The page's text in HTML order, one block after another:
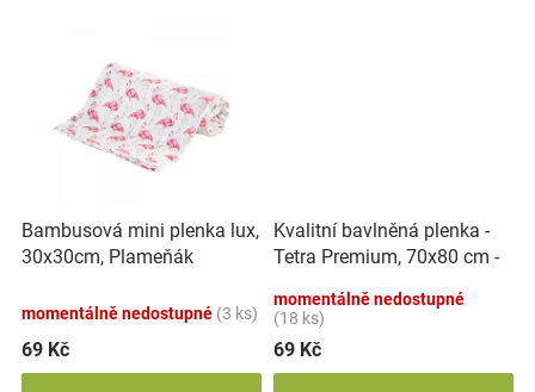
Hračkářství
Přihlášení
Bambusová mini plenka lux,
30x30cm, Plameňák
momentálně nedostupné (3 ks)
69 Kč
Kvalitní bavlněná plenka -
Tetra Premium, 70x80 cm -
Husičky
momentálně nedostupné
(18 ks)
69 Kč